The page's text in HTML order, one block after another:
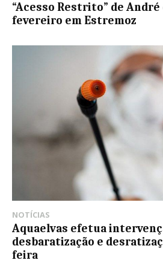
“Acesso Restrito” de André
fevereiro em Estremoz
NOTÍCIAS
Aquaelvas efetua
desbaratização e
feira